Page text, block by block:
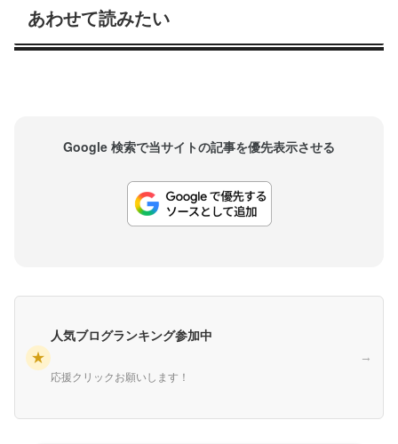
あわせて読みたい
Google 検索で当サイトの記事を優先表示させる
★
人気ブログランキング参加中
応援クリックお願いします！
→